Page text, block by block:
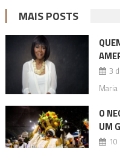
MAIS POSTS
3
Maria
O
UM